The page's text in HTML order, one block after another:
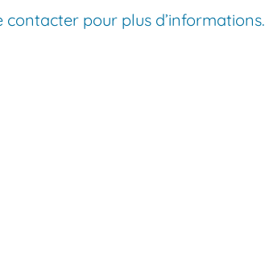
contacter pour plus d’informations.